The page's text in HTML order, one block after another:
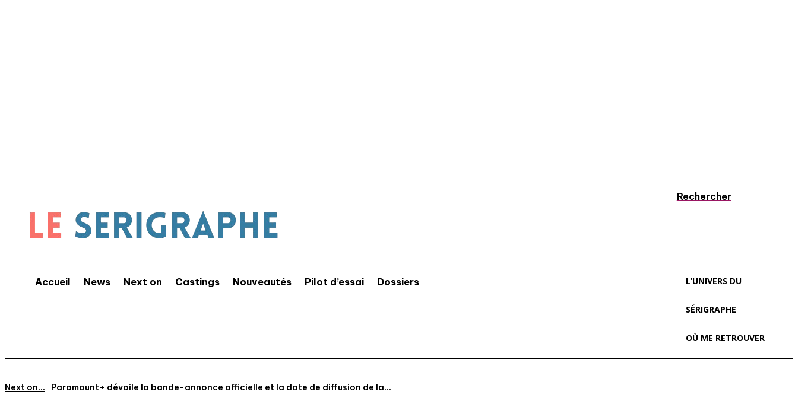
Accueil News Next on Castings Nouveautés Pilot d’essai Dossiers
Rechercher
L’UNIVERS DU
SÉRIGRAPHE
OÙ ME RETROUVER
Next on... Paramount+ dévoile la bande-annonce officielle et la date de diffusion de la...